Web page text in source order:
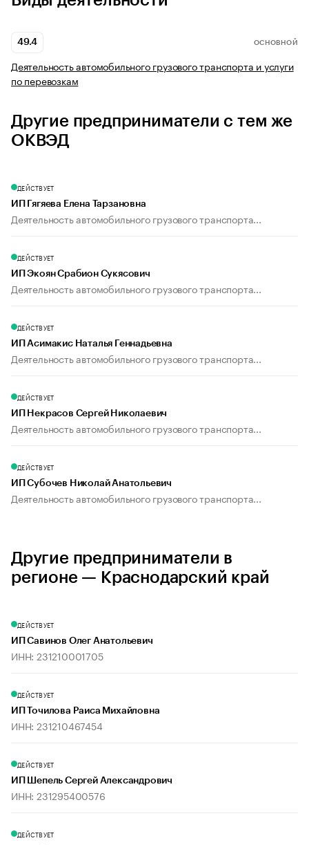
49.4 ОСНОВНОЙ
Деятельность автомобильного грузового транспорта и услуги
по перевозкам
Другие предприниматели с тем же
ОКВЭД
ДЕЙСТВУЕТ
ИП Гягяева Елена Тарзановна
Деятельность автомобильного грузового транспорта...
ДЕЙСТВУЕТ
ИП Экоян Срабион Сукясович
Деятельность автомобильного грузового транспорта...
ДЕЙСТВУЕТ
ИП Асимакис Наталья Геннадьевна
Деятельность автомобильного грузового транспорта...
ДЕЙСТВУЕТ
ИП Некрасов Сергей Николаевич
Деятельность автомобильного грузового транспорта...
ДЕЙСТВУЕТ
ИП Субочев Николай Анатольевич
Деятельность автомобильного грузового транспорта...
Другие предприниматели в
регионе — Краснодарский край
ДЕЙСТВУЕТ
ИП Савинов Олег Анатольевич
ИНН: 231210001705
ДЕЙСТВУЕТ
ИП Точилова Раиса Михайловна
ИНН: 231210467454
ДЕЙСТВУЕТ
ИП Шепель Сергей Александрович
ИНН: 231295400576
ДЕЙСТВУЕТ